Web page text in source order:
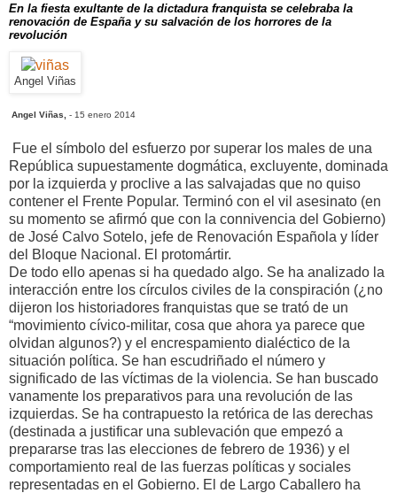
En la fiesta exultante de la dictadura franquista se celebraba la
renovación de España y su salvación de los horrores de la
revolución
Angel Viñas
Angel Viñas, - 15 enero 2014
Fue el símbolo del esfuerzo por superar los males de una
República supuestamente dogmática, excluyente, dominada
por la izquierda y proclive a las salvajadas que no quiso
contener el Frente Popular. Terminó con el vil asesinato (en
su momento se afirmó que con la connivencia del Gobierno)
de José Calvo Sotelo, jefe de Renovación Española y líder
del Bloque Nacional. El protomártir.
De todo ello apenas si ha quedado algo. Se ha analizado la
interacción entre los círculos civiles de la conspiración (¿no
dijeron los historiadores franquistas que se trató de un
“movimiento cívico-militar, cosa que ahora ya parece que
olvidan algunos?) y el encrespamiento dialéctico de la
situación política. Se han escudriñado el número y
significado de las víctimas de la violencia. Se han buscado
vanamente los preparativos para una revolución de las
izquierdas. Se ha contrapuesto la retórica de las derechas
(destinada a justificar una sublevación que empezó a
prepararse tras las elecciones de febrero de 1936) y el
comportamiento real de las fuerzas políticas y sociales
representadas en el Gobierno. El de Largo Caballero ha